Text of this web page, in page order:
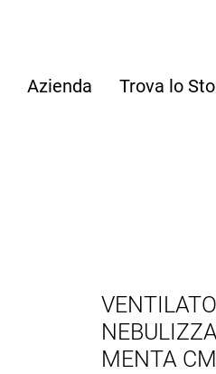
Azienda Trova lo
MENTA